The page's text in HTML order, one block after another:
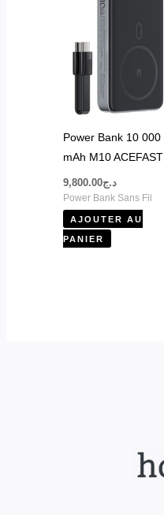
Power Bank 10 000
mAh M10 ACEFAST
د.ج9,800.00
Power Bank Sans Fil
AJOUTER AU
PANIER